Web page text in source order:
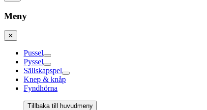
Meny
✕
Pussel
Pyssel
Sällskapspel
Knep & knåp
Fyndhörna
Tillbaka till huvudmeny